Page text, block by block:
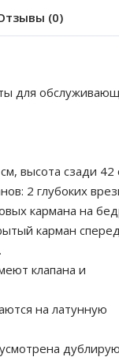
(0)
для
высота сзади 42
2 глубоких
кармана на
карман
клапана и
на латунную